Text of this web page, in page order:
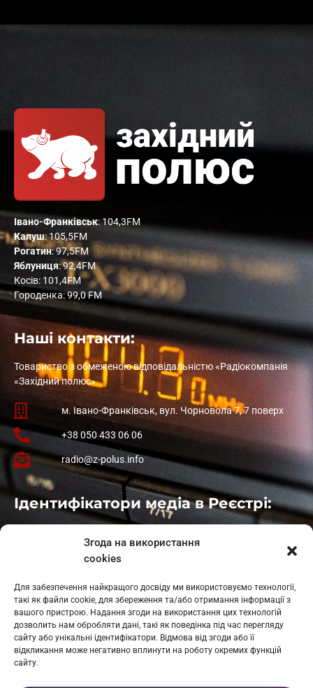
Згода на використання
cookies
Для забезпечення найкращого досвіду ми використовуємо технології,
такі як файли cookie, для збереження та/або отримання інформації з
вашого пристрою. Надання згоди на використання цих технологій
дозволить нам обробляти дані, такі як поведінка під час перегляду
сайту або унікальні ідентифікатори. Відмова від згоди або її
відкликання може негативно вплинути на роботу окремих функцій
сайту.
Івано-Франківськ: 104,3FM
Калуш: 105,5FM
Рогатин: 97,5FM
Яблуниця: 92,4FM
Косів: 101,4FM
Городенка: 99,0 FM
Наші контакти:
Товариство з обмеженою відповідальністю «Радіокомпанія
«Західний полюс»
м. Івано-Франківськ, вул. Чорновола 7, 7 поверх
+38 050 433 06 06
radio@z-polus.info
Ідентифікатори медіа в Реєстрі:
: L11-01410
: L11-01801
Косів: L11-01805
Гарасимів: L11-02274